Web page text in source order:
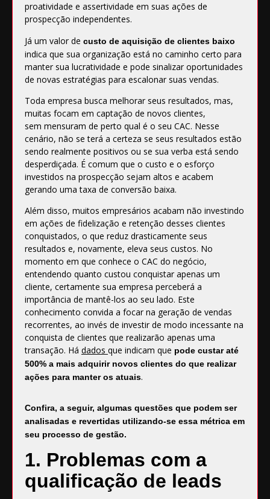
proatividade e assertividade em suas ações de
prospecção independentes.
Já um valor de custo de aquisição de clientes baixo
indica que sua organização está no caminho certo para
manter sua lucratividade e pode sinalizar oportunidades
de novas estratégias para escalonar suas vendas.
Toda empresa busca melhorar seus resultados, mas,
muitas focam em captação de novos clientes,
sem mensuram de perto qual é o seu CAC. Nesse
cenário, não se terá a certeza se seus resultados estão
sendo realmente positivos ou se sua verba está sendo
desperdiçada. É comum que o custo e o esforço
investidos na prospecção sejam altos e acabem
gerando uma taxa de conversão baixa.
Além disso, muitos empresários acabam não investindo
em ações de fidelização e retenção desses clientes
conquistados, o que reduz drasticamente seus
resultados e, novamente, eleva seus custos. No
momento em que conhece o CAC do negócio,
entendendo quanto custou conquistar apenas um
cliente, certamente sua empresa perceberá a
importância de mantê-los ao seu lado. Este
conhecimento convida a focar na geração de vendas
recorrentes, ao invés de investir de modo incessante na
conquista de clientes que realizarão apenas uma
transação. Há dados que indicam que pode custar até
500% a mais adquirir novos clientes do que realizar
ações para manter os atuais.
Confira, a seguir, algumas questões que podem ser
analisadas e revertidas utilizando-se essa métrica em
seu processo de gestão.
1. Problemas com a
qualificação de leads